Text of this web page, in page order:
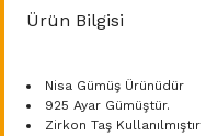
Ürün Bilgisi
Nisa Gümüş Ürünüdür
925 Ayar Gümüştür.
Zirkon Taş Kullanılmıştır